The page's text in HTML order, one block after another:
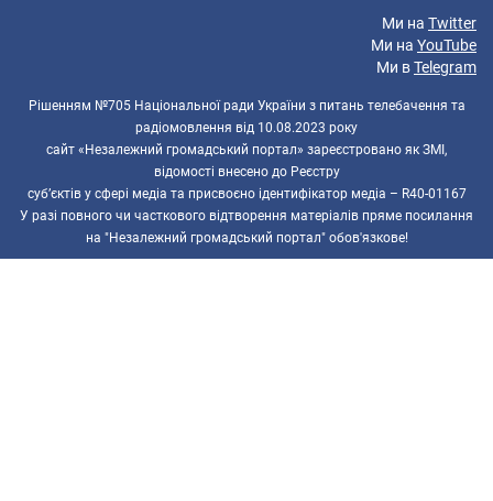
Ми на Twitter
Ми на YouTube
Ми вTelegram
Рішенням №705 Національної ради України з питань телебачення та
радіомовлення від 10.08.2023 року
сайт «Незалежний громадський портал» зареєстровано як ЗМІ,
відомості внесено до Реєстру
суб’єктів у сфері медіа та присвоєно ідентифікатор медіа – R40-01167
У разі повного чи часткового відтворення матеріалів пряме посилання
на "Незалежний громадський портал" обов'язкове!